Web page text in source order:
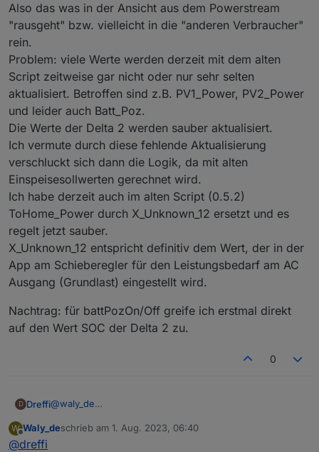
Also das was in der Ansicht aus dem Powerstream
"rausgeht" bzw. vielleicht in die "anderen Verbraucher"
rein.
Problem: viele Werte werden derzeit mit dem alten
Script zeitweise gar nicht oder nur sehr selten
aktualisiert. Betroffen sind z.B. PV1_Power, PV2_Power
und leider auch Batt_Poz.
Die Werte der Delta 2 werden sauber aktualisiert.
Ich vermute durch diese fehlende Aktualisierung
verschluckt sich dann die Logik, da mit alten
Einspeisesollwerten gerechnet wird.
Ich habe derzeit auch im alten Script (0.5.2)
ToHome_Power durch X_Unknown_12 ersetzt und es
regelt jetzt sauber.
X_Unknown_12 entspricht definitiv dem Wert, der in der
App am Schieberegler für den Leistungsbedarf am AC
Ausgang (Grundlast) eingestellt wird.
Nachtrag: für battPozOn/Off greife ich erstmal direkt
auf den Wert SOC der Delta 2 zu.
0
D Dreffi@waly_de
per Nachricht verschicken kann.
Die neue Version des Scripts funktioniert bei mir
W
Offline
Waly_deschrieb am 1. Aug. 2023, 06:40
zuletzt editiert von
@dreffi